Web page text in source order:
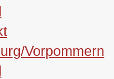
Vorpommern